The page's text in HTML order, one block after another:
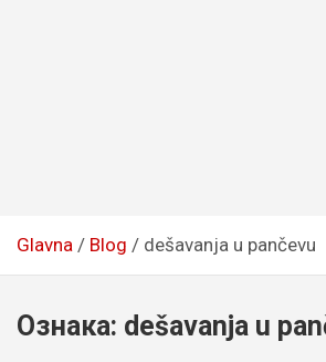
Glavna Blog dešavanja u pančevu
Ознака: dešavanja u